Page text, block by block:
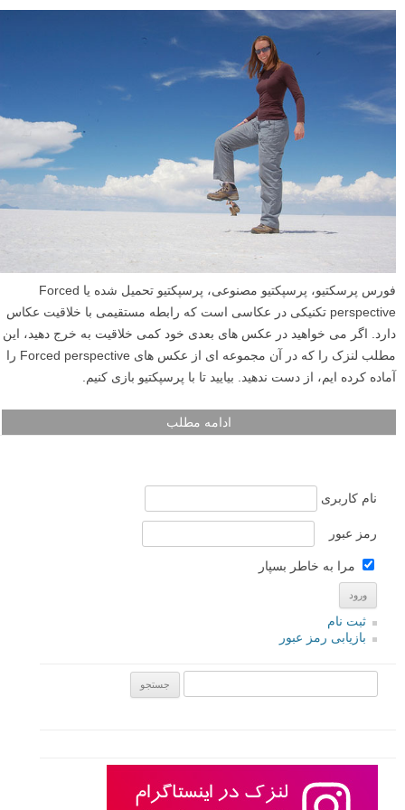
فورس پرسکتیو، پرسپکتیو مصنوعی، پرسپکتیو تحمیل شده یا Forced
perspective تکنیکی در عکاسی است که رابطه مستقیمی با خلاقیت عکاس
دارد. اگر می خواهید در عکس های بعدی خود کمی خلاقیت به خرج دهید، این
مطلب لنزک را که در آن مجموعه ای از عکس های Forced perspective را
آماده کرده ایم، از دست ندهید. بیایید تا با پرسپکتیو بازی کنیم.
ادامه مطلب
نام کاربری
رمز عبور
مرا به خاطر بسپار
ثبت نام
بازیابی رمز عبور